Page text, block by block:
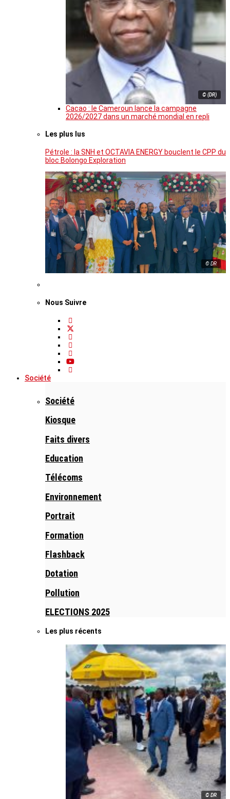
© (DR)
Cacao : le Cameroun lance la campagne
2026/2027 dans un marché mondial en repli
Les plus lus
Pétrole : la SNH et OCTAVIA ENERGY bouclent le CPP du
bloc Bolongo Exploration
© DR
Nous Suivre
Société
Société
Kiosque
Faits divers
Education
Télécoms
Environnement
Portrait
Formation
Flashback
Dotation
Pollution
ELECTIONS 2025
Les plus récents
© DR